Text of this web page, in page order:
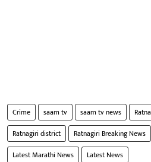
Crime saam tv saam tv news
Ratnagiri district
Ratnagiri Breaking News
Latest Marathi News
Latest News